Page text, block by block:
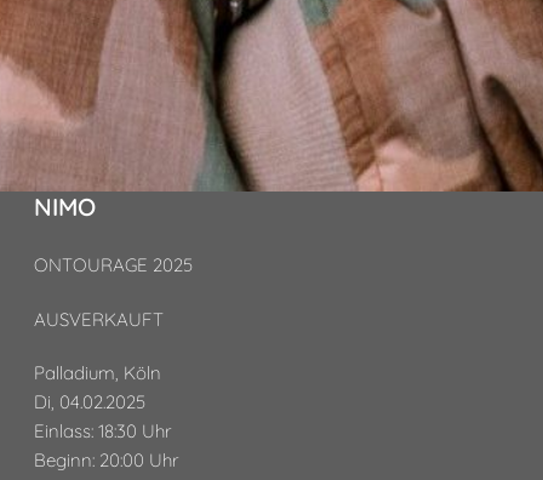
NIMO
ONTOURAGE 2025
AUSVERKAUFT
Palladium, Köln
Di, 04.02.2025
Einlass: 18:30 Uhr
Beginn: 20:00 Uhr